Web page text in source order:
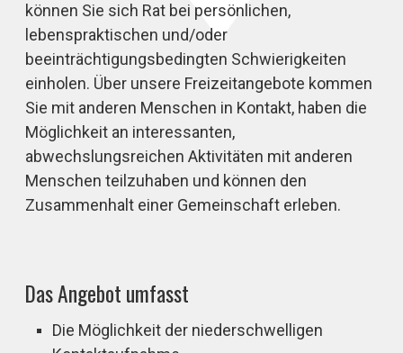
können Sie sich Rat bei persönlichen,
lebenspraktischen und/oder
beeinträchtigungsbedingten Schwierigkeiten
einholen. Über unsere Freizeitangebote kommen
Sie mit anderen Menschen in Kontakt, haben die
Möglichkeit an interessanten,
abwechslungsreichen Aktivitäten mit anderen
Menschen teilzuhaben und können den
Zusammenhalt einer Gemeinschaft erleben.
Das Angebot umfasst
Die Möglichkeit der niederschwelligen